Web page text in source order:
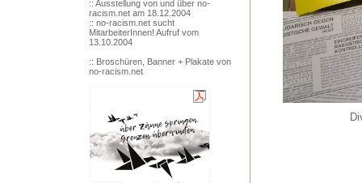
:: Ausstellung von und über no-
racism.net am 18.12.2004
:: no-racism.net sucht
MitarbeiterInnen! Aufruf vom
13.10.2004
:: Broschüren, Banner + Plakate von
no-racism.net